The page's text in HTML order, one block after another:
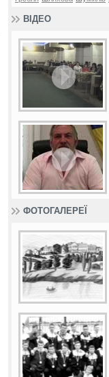
ВІДЕО
ФОТОГАЛЕРЕЇ